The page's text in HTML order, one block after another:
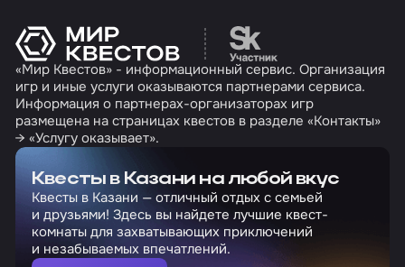
Перейти на сайт
«Мир Квестов» - информационный сервис. Организация
игр и иные услуги оказываются партнерами сервиса.
Информация о партнерах-организаторах игр
размещена на страницах квестов в разделе «Контакты»
→ «Услугу оказывает».
Квесты в Казани на любой вкус
Квесты в Казани — отличный отдых с семьей
и друзьями! Здесь вы найдете лучшие квест-
комнаты для захватывающих приключений
и незабываемых впечатлений.